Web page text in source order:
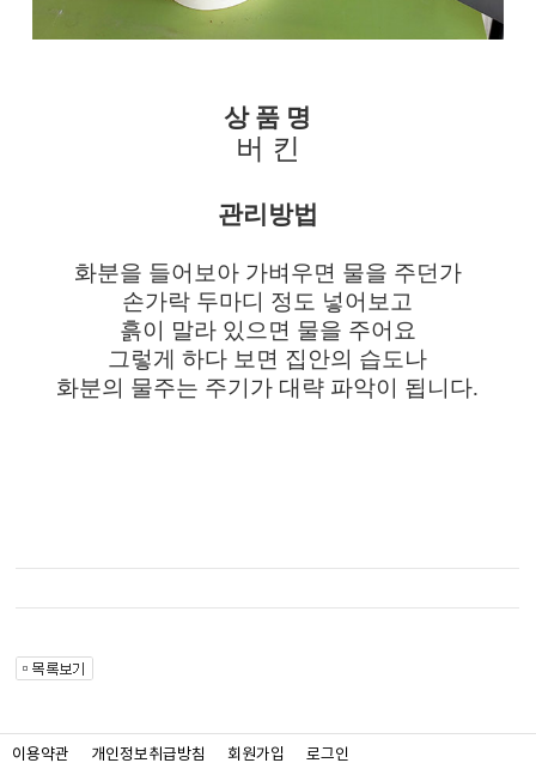
상 품 명
버 킨
관리방법
화분을 들어보아 가벼우면 물을 주던가
손가락 두마디 정도 넣어보고
흙이 말라 있으면 물을 주어요
그렇게 하다 보면 집안의 습도나
화분의 물주는 주기가 대략 파악이 됩니다.
이용약관 개인정보취급방침 회원가입 로그인